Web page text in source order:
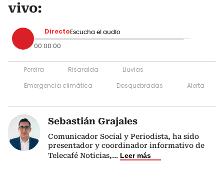
vivo:
Directo Escucha el audio
00:00:00
Pereira Risaralda
Lluvias
Emergencia climática
Dosquebradas Alerta
Sebastián Grajales
Comunicador Social y Periodista, ha sido
presentador y coordinador informativo de
Telecafé Noticias,... Leer más